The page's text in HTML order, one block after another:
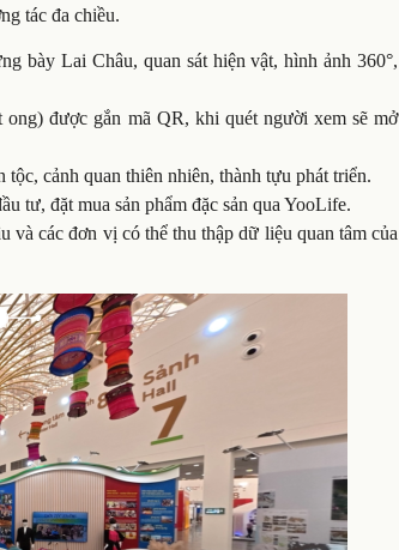
tác đa chiều.
bày Lai Châu, quan sát hiện vật, hình ảnh 360°,
được gắn mã QR, khi quét người xem sẽ mở
cảnh quan thiên nhiên, thành tựu phát triển.
tư, đặt mua sản phẩm đặc sản qua YooLife.
và các đơn vị có thể thu thập dữ liệu quan tâm của